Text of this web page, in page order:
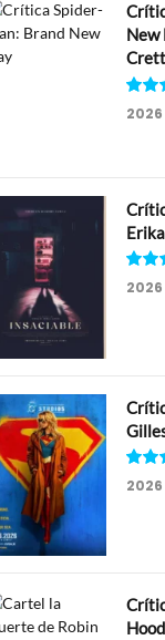
New
8
2026
6.5
2026
7.5
2026